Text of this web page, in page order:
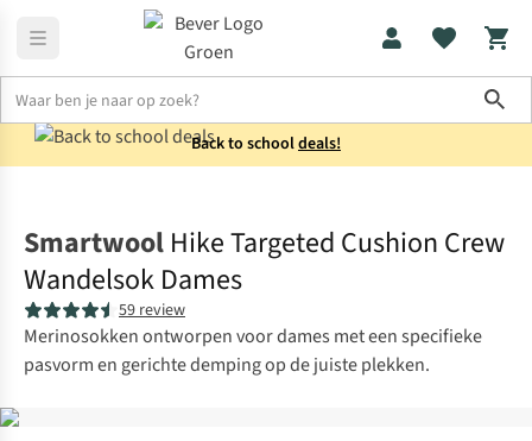
Back to schooldeals!
Smartwool Hike Targeted Cushion Crew
Wandelsok Dames
59 review
Merinosokken ontworpen voor dames met een specifieke
pasvorm en gerichte demping op de juiste plekken.